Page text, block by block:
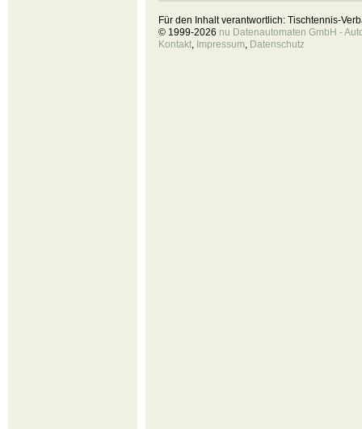
Für den Inhalt verantwortlich: Tischtennis-
© 1999-2026 nu Datenautomaten GmbH -
Kontakt, Impressum, Datenschutz